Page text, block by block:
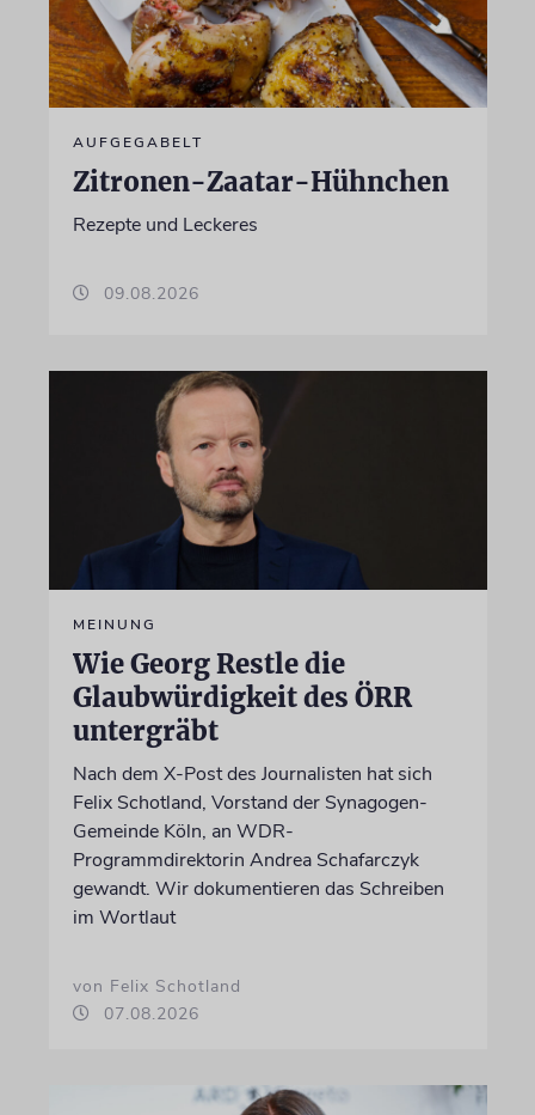
AUFGEGABELT
Zitronen-Zaatar-Hühnchen
Rezepte und Leckeres
09.08.2026
MEINUNG
Wie Georg Restle die
Glaubwürdigkeit des ÖRR
untergräbt
Nach dem X-Post des Journalisten hat sich
Felix Schotland, Vorstand der Synagogen-
Gemeinde Köln, an WDR-
Programmdirektorin Andrea Schafarczyk
gewandt. Wir dokumentieren das Schreiben
im Wortlaut
von Felix Schotland
07.08.2026